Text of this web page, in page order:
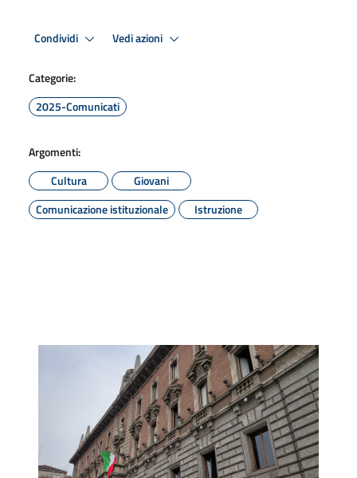
Condividi Vedi azioni
Categorie:
2025-Comunicati
Argomenti:
Cultura
Giovani
Comunicazione istituzionale
Istruzione